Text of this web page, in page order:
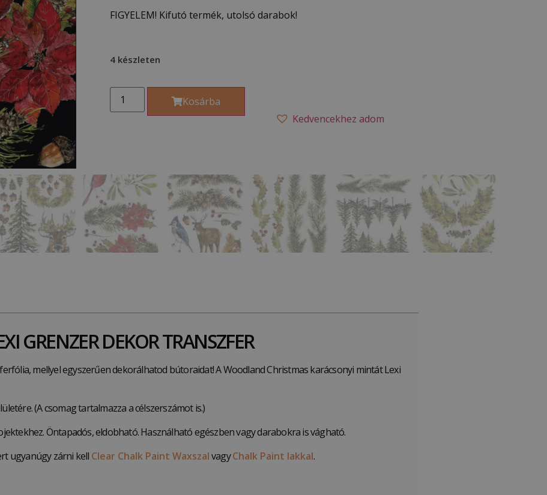
FIGYELEM! Kifutó termék, utolsó darabok!
4 készleten
Kosárba
Kedvencekhez adom
GRENZER DEKOR TRANSZFER
mellyel egyszerűen dekorálhatod bútoraidat! A Woodland Christmas karácsonyi mintát Lexi
(A csomag tartalmazza a célszerszámot is.)
Öntapadós, eldobható. Használható egészben vagy darabokra is vágható.
ugyanúgy zárni kell Clear Chalk Paint WaxszalvagyChalk Paint lakkal.